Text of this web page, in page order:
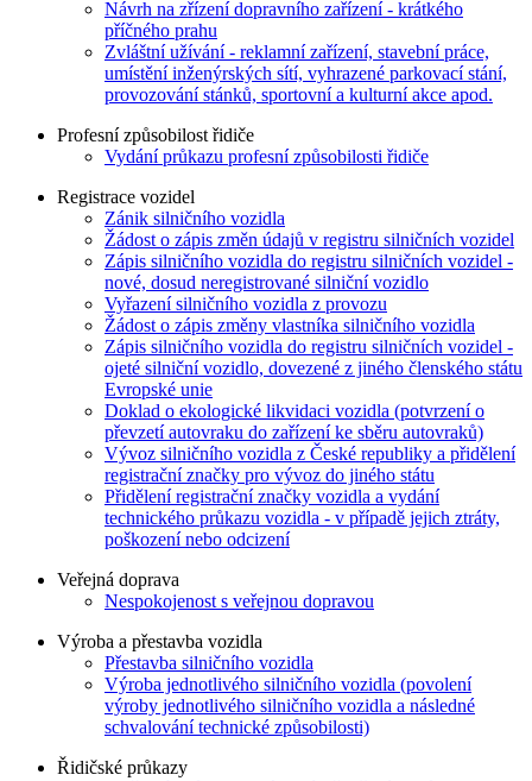
Návrh na zřízení dopravního zařízení - krátkého
příčného prahu
Zvláštní užívání - reklamní zařízení, stavební práce,
umístění inženýrských sítí, vyhrazené parkovací stání,
provozování stánků, sportovní a kulturní akce apod.
Profesní způsobilost řidiče
Vydání průkazu profesní způsobilosti řidiče
Registrace vozidel
Zánik silničního vozidla
Žádost o zápis změn údajů v registru silničních vozidel
Zápis silničního vozidla do registru silničních vozidel -
nové, dosud neregistrované silniční vozidlo
Vyřazení silničního vozidla z provozu
Žádost o zápis změny vlastníka silničního vozidla
Zápis silničního vozidla do registru silničních vozidel -
ojeté silniční vozidlo, dovezené z jiného členského státu
Evropské unie
Doklad o ekologické likvidaci vozidla (potvrzení o
převzetí autovraku do zařízení ke sběru autovraků)
Vývoz silničního vozidla z České republiky a přidělení
registrační značky pro vývoz do jiného státu
Přidělení registrační značky vozidla a vydání
technického průkazu vozidla - v případě jejich ztráty,
poškození nebo odcizení
Veřejná doprava
Nespokojenost s veřejnou dopravou
Výroba a přestavba vozidla
Přestavba silničního vozidla
Výroba jednotlivého silničního vozidla (povolení
výroby jednotlivého silničního vozidla a následné
schvalování technické způsobilosti)
Řidičské průkazy